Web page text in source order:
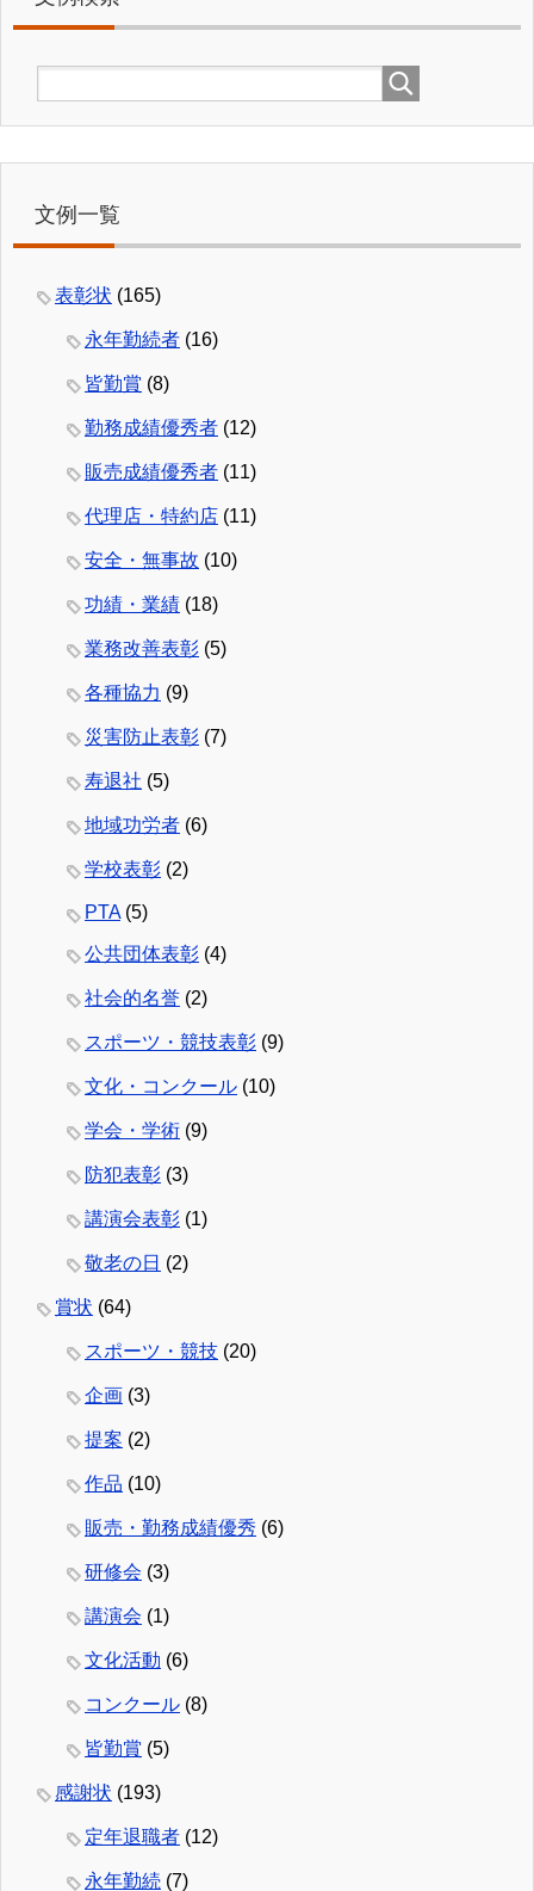
文例一覧
表彰状 (165)
永年勤続者 (16)
皆勤賞 (8)
勤務成績優秀者 (12)
販売成績優秀者 (11)
代理店・特約店 (11)
安全・無事故 (10)
功績・業績 (18)
業務改善表彰 (5)
各種協力 (9)
災害防止表彰 (7)
寿退社 (5)
地域功労者 (6)
学校表彰 (2)
PTA(5)
公共団体表彰 (4)
社会的名誉 (2)
スポーツ・競技表彰 (9)
文化・コンクール (10)
学会・学術 (9)
防犯表彰 (3)
講演会表彰 (1)
敬老の日 (2)
賞状 (64)
スポーツ・競技 (20)
企画 (3)
提案 (2)
作品 (10)
販売・勤務成績優秀 (6)
研修会 (3)
講演会 (1)
文化活動 (6)
コンクール (8)
皆勤賞 (5)
感謝状 (193)
定年退職者 (12)
永年勤続 (7)